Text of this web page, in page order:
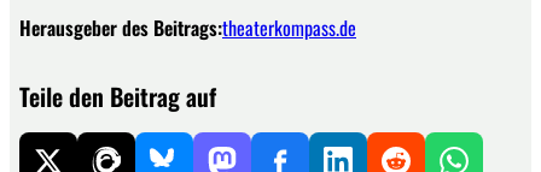
Herausgeber des Beitrags:theaterkompass.de
Teile den Beitrag auf